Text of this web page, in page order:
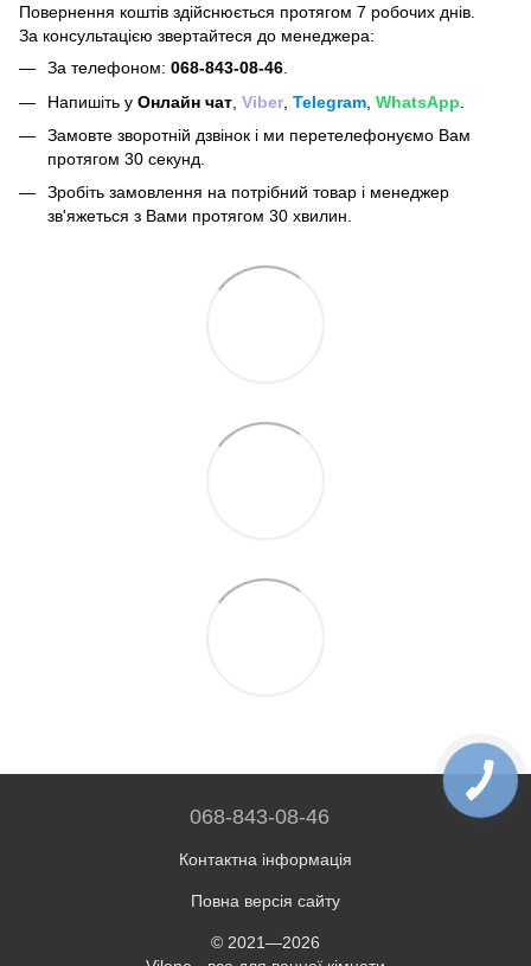
Повернення коштів здійснюється протягом 7 робочих днів.
За консультацією звертайтеся до менеджера:
За телефоном: 068-843-08-46
Напишіть у Онлайн чат Viber Telegram WhatsApp
Замовте зворотній дзвінок і ми перетелефонуємо Вам
протягом 30 секунд.
Зробіть замовлення на потрібний товар і менеджер
зв'яжеться з Вами протягом 30 хвилин.
068-843-08-46
Контактна інформація
Повна версія сайту
© 2021—2026